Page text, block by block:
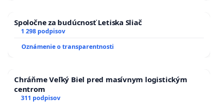
Spoločne za budúcnosť Letiska Sliač
1 298 podpisov
Oznámenie o transparentnosti
Chráňme Veľký Biel pred masívnym logistickým
centrom
311 podpisov